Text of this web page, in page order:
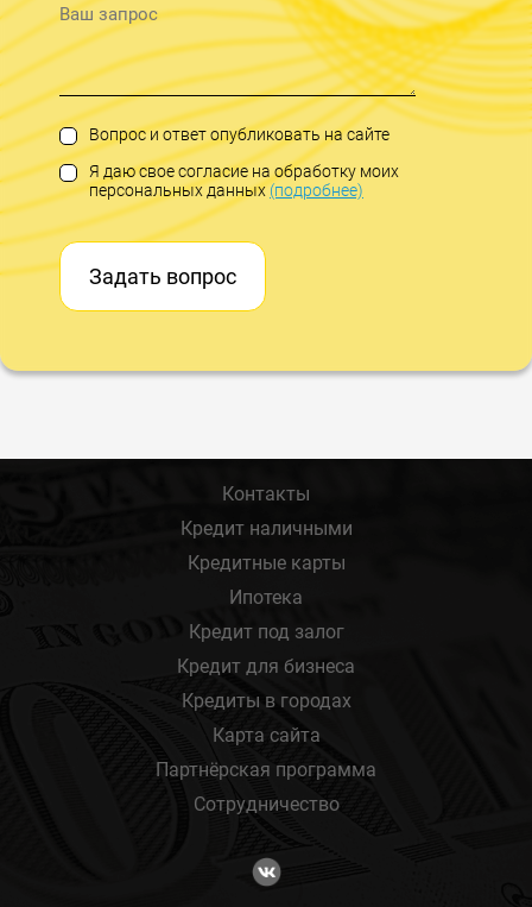
Вопрос и ответ опубликовать на сайте
Я даю свое согласие на обработку моих
персональных данных(подробнее)
Задать вопрос
Контакты
Кредит наличными
Кредитные карты
Ипотека
Кредит под залог
Кредит для бизнеса
Кредиты в городах
Карта сайта
Партнёрская программа
Сотрудничество